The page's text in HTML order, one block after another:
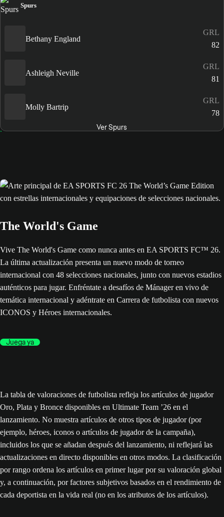
Spurs
Bethany England
GRL
82
Ashleigh Neville
GRL
81
Molly Bartrip
GRL
78
Ver Spurs
The World's Game
Vive The World's Game como nunca antes en EA SPORTS FC™ 26.
La última actualización presenta un nuevo modo de torneo
internacional con 48 selecciones nacionales, junto con nuevos estadios
auténticos para jugar. Enfréntate a desafíos de Mánager en vivo de
temática internacional y adéntrate en Carrera de futbolista con nuevos
ICONOS y Héroes internacionales.
Juega ya
La tabla de valoraciones de futbolista refleja los artículos de jugador
Oro, Plata y Bronce disponibles en Ultimate Team ’26 en el
lanzamiento. No muestra artículos de otros tipos de jugador (por
ejemplo, héroes, iconos o artículos de jugador de la campaña),
incluidos los que se añadan después del lanzamiento, ni reflejará las
actualizaciones en directo disponibles en otros modos. La clasificación
por rango ordena los artículos en primer lugar por su valoración global
y, a continuación, por factores subjetivos basados en el rendimiento de
cada deportista en la vida real (no en los atributos de los artículos).